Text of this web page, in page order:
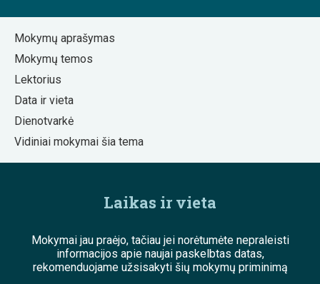
Mokymų aprašymas
Mokymų temos
Lektorius
Data ir vieta
Dienotvarkė
Vidiniai mokymai šia tema
Laikas ir vieta
Mokymai jau praėjo, tačiau jei norėtumėte nepraleisti
informacijos apie naujai paskelbtas datas,
rekomenduojame užsisakyti šių mokymų priminimą